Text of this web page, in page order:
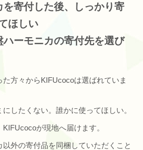
を寄付した後、しっかり寄
ほしい
ハーモニカの寄付先を選び
た方々からKIFUcocoは選ばれていま
したくない。誰かに使ってほしい。
が現地へ届けます。
以外の寄付品を同梱していただくこと